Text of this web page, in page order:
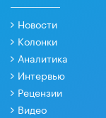
Новости
Колонки
Аналитика
Интервью
Рецензии
Видео